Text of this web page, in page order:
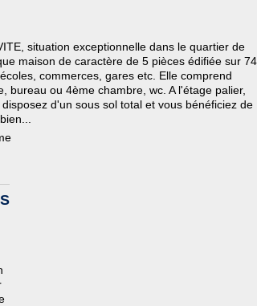
situation exceptionnelle dans le quartier de
maison de caractère de 5 pièces édifiée sur
commerces, gares etc. Elle comprend
bureau ou 4ème chambre, wc. A l'étage palier,
d'un sous sol total et vous bénéficiez de